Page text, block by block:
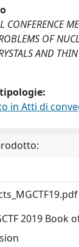
CONFERENCE
OF
AND
in Atti di
2019 Book